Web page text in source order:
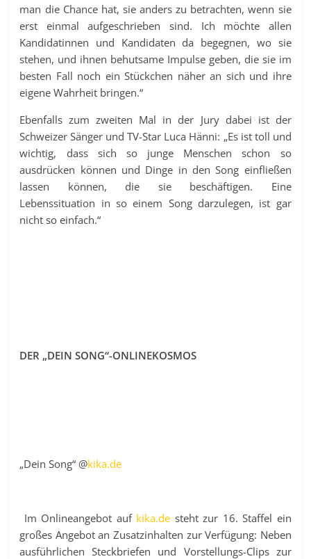
man die Chance hat, sie anders zu betrachten, wenn sie
erst einmal aufgeschrieben sind. Ich möchte allen
Kandidatinnen und Kandidaten da begegnen, wo sie
stehen, und ihnen behutsame Impulse geben, die sie im
besten Fall noch ein Stückchen näher an sich und ihre
eigene Wahrheit bringen.“
Ebenfalls zum zweiten Mal in der Jury dabei ist der
Schweizer Sänger und TV-Star Luca Hänni: „Es ist toll und
wichtig, dass sich so junge Menschen schon so
ausdrücken können und Dinge in den Song einfließen
lassen können, die sie beschäftigen. Eine
Lebenssituation in so einem Song darzulegen, ist gar
nicht so einfach.“
DER „DEIN SONG“-ONLINEKOSMOS
„Dein Song“ @kika.de
Im Onlineangebot auf kika.de steht zur 16. Staffel ein
großes Angebot an Zusatzinhalten zur Verfügung: Neben
ausführlichen Steckbriefen und Vorstellungs-Clips zur